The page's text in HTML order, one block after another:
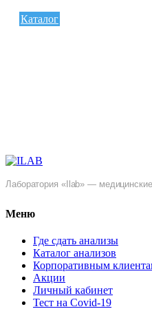
Каталог
Лаборатория «Ilab» —
Меню
Где сдать анализы
Каталог анализов
Корпоративным
Акции
Личный кабинет
Тест на Covid-19